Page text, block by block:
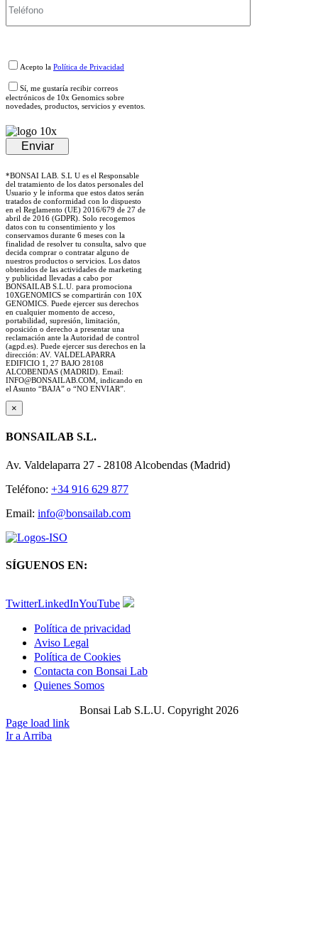
Acepto la Política de Privacidad
Sí, me gustaría recibir correos
electrónicos de 10x Genomics sobre
novedades, productos, servicios y eventos.
*BONSAI LAB. S.L U es el Responsable
del tratamiento de los datos personales del
Usuario y le informa que estos datos serán
tratados de conformidad con lo dispuesto
en el Reglamento (UE) 2016/679 de 27 de
abril de 2016 (GDPR). Solo recogemos
datos con tu consentimiento y los
conservamos durante 6 meses con la
finalidad de resolver tu consulta, salvo que
decida comprar o contratar alguno de
nuestros productos o servicios. Los datos
obtenidos de las actividades de marketing
y publicidad llevadas a cabo por
BONSAILAB S.L.U. para promociona
10XGENOMICS se compartirán con 10X
GENOMICS. Puede ejercer sus derechos
en cualquier momento de acceso,
portabilidad, supresión, limitación,
oposición o derecho a presentar una
reclamación ante la Autoridad de control
(agpd.es). Puede ejercer sus derechos en la
dirección: AV. VALDELAPARRA
EDIFICIO 1, 27 BAJO 28108
ALCOBENDAS (MADRID). Email:
INFO@BONSAILAB.COM, indicando en
el Asunto “BAJA” o “NO ENVIAR”.
×
BONSAILAB S.L.
Av. Valdelaparra 27 - 28108 Alcobendas (Madrid)
Teléfono: +34 916 629 877
Email: info@bonsailab.com
SÍGUENOS EN:
TwitterLinkedInYouTube
Política de privacidad
Aviso Legal
Política de Cookies
Contacta con Bonsai Lab
Quienes Somos
Bonsai Lab S.L.U. Copyright 2026
Page load link
Ir a Arriba